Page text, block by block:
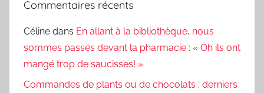
Commentaires récents
Céline dans En allant à la bibliothèque, nous
sommes passés devant la pharmacie : « Oh ils ont
mangé trop de saucisses! »
Commandes de plants ou de chocolats : derniers